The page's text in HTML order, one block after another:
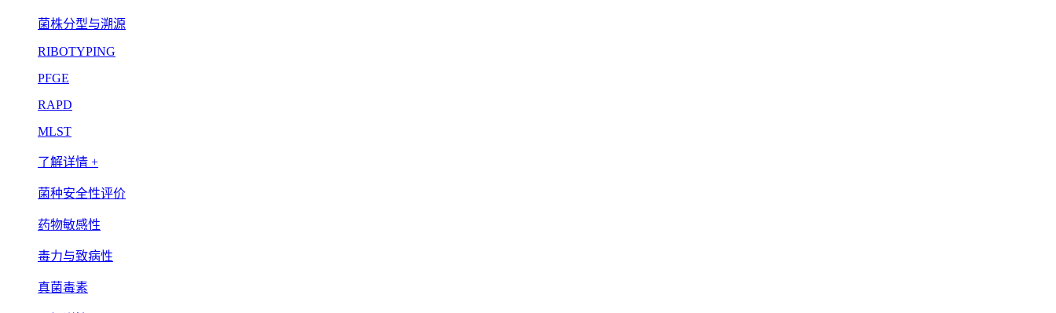
菌株分型与溯源
RIBOTYPING
PFGE
RAPD
MLST
了解详情 +
菌种安全性评价
药物敏感性
毒力与致病性
真菌毒素